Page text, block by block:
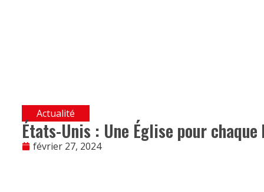
Actualité
États-Unis : Une Église pour
février 27, 2024